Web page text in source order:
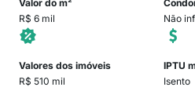
Valor do m²
R$ 6 mil
Não
Valores dos imóveis
R$ 510 mil
IPTU
Isento